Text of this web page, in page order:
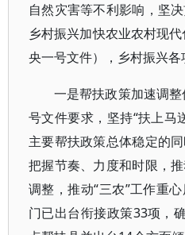
自然灾害等不利影响，坚
乡村振兴加快农业农村现
央一号文件），乡村振兴各
一是帮扶政策加速调
号文件要求，坚持“扶上马
主要帮扶政策总体稳定的
把握节奏、力度和时限，
调整，推动“三农”工作重
门已出台衔接政策33项，